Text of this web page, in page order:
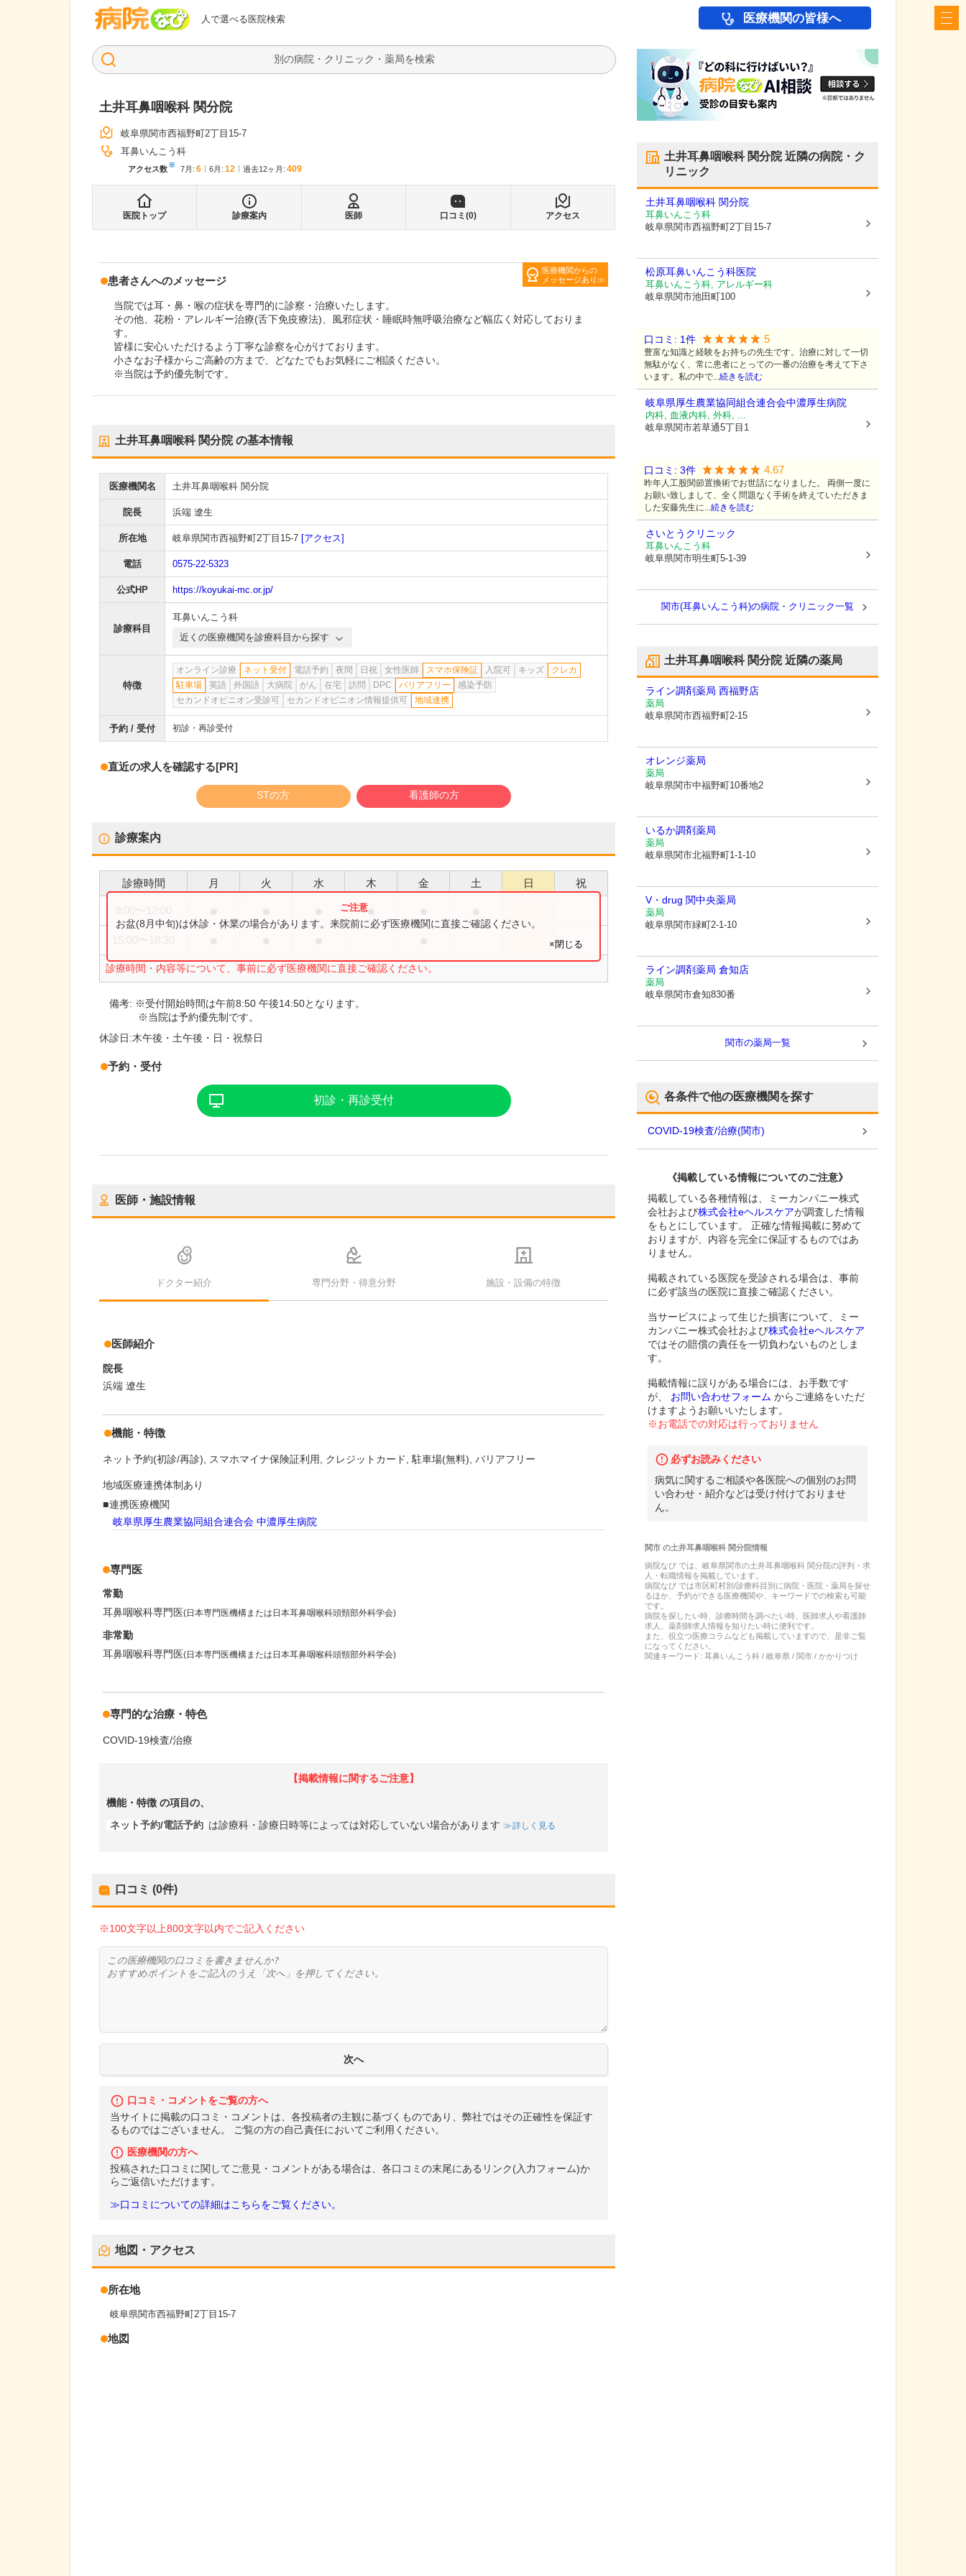
人で選べる医院検索
病院なび 医療機関の皆様へ
検索
土井耳鼻咽喉科 関分院
岐阜県関市西福野町2丁目15-7
耳鼻いんこう科
アクセス数※ 7月 : 6 6月 : 12 過去12ヶ月: 409
医院トップ 診療案内 医師 口コミ(0) アクセス
医療機関からの
メッセージあり
患者さんへのメッセージ
当院では耳・鼻・喉の症状を専門的に診察・治療いたします。
その他、花粉・アレルギー治療(舌下免疫療法)、風邪症状・睡眠時無呼吸治療など幅広く対応しておりま
す。
皆様に安心いただけるよう丁寧な診察を心がけております。
小さなお子様からご高齢の方まで、どなたでもお気軽にご相談ください。
※当院は予約優先制です。
土井耳鼻咽喉科 関分院の基本情報
医療機関名 土井耳鼻咽喉科 関分院
院長 浜端 遼生
所在地 岐阜県関市西福野町2丁目15-7 [アクセス]
電話 0575-22-5323
公式HP https://koyukai-mc.or.jp/
診療科目
耳鼻いんこう科
近くの医療機関を診療科目から探す
特徴
オンライン診療 ネット受付 電話予約 夜間 日祝 女性医師 スマホ保険証 入院可 キッズ
クレカ
駐車場
英語 外国語 大病院 がん 在宅 訪問 DPC バリアフリー
感染予防
セカンドオピニオン受診可
セカンドオピニオン情報提供可 地域連携
予約 / 受付 初診・再診受付
直近の求人を確認する[PR]
STの方 看護師の方
診療案内
診療時間 月 火 水 木 金 土 日 祝
●
診療時間・内容等について、事前に必ず医療機関に直接ご確認ください。
お盆(8月中旬)は休診・休業の場合があります。来院前に必ず医療機関に直接ご確認ください。
×閉じる
備考: ※受付開始時間は午前8:50 午後14:50となります。
※当院は予約優先制です。
休診日:木午後・土午後・日・祝祭日
予約・受付
初診・再診受付
医師・施設情報
ドクター紹介 専門分野・得意分野 施設・設備の特徴
医師紹介
院長
浜端 遼生
機能・特徴
ネット予約(初診/再診) スマホマイナ保険証利用 クレジットカード 駐車場(無料) バリアフリー
地域医療連携体制あり
連携医療機関
岐阜県厚生農業協同組合連合会 中濃厚生病院
専門医
常勤
耳鼻咽喉科専門医(日本専門医機構または日本耳鼻咽喉科頭頸部外科学会)
非常勤
耳鼻咽喉科専門医(日本専門医機構または日本耳鼻咽喉科頭頸部外科学会)
専門的な治療・特色
COVID-19検査/治療
【掲載情報に関するご注意】
機能・特徴 の項目の、
ネット予約/電話予約 は診療科・診療日時等によっては対応していない場合があります 詳しく見る
口コミ (0件)
※100文字以上800文字以内でご記入ください
口コミ・コメントをご覧の方へ
当サイトに掲載の口コミ・コメントは、各投稿者の主観に基づくものであり、弊社ではその正確性を保証す
るものではございません。 ご覧の方の自己責任においてご利用ください。
医療機関の方へ
投稿された口コミに関してご意見・コメントがある場合は、各口コミの末尾にあるリンク(入力フォーム)か
らご返信いただけます。
≫口コミについての詳細はこちらをご覧ください。
地図・アクセス
所在地
岐阜県関市西福野町2丁目15-7
地図
土井耳鼻咽喉科 関分院近隣の病院・ク
リニック
土井耳鼻咽喉科 関分院
耳鼻いんこう科
岐阜県関市西福野町2丁目15-7
松原耳鼻いんこう科医院
耳鼻いんこう科, アレルギー科
岐阜県関市池田町100
口コミ: 1件 5
豊富な知識と経験をお持ちの先生です。治療に対して一切
無駄がなく、常に患者にとっての一番の治療を考えて下さ
います。私の中で...続きを読む
岐阜県厚生農業協同組合連合会中濃厚生病院
内科, 血液内科, 外科, ...
岐阜県関市若草通5丁目1
口コミ: 3件 4.67
昨年人工股関節置換術でお世話になりました。 両側一度に
お願い致しまして、全く問題なく手術を終えていただきま
した安藤先生に...続きを読む
さいとうクリニック
耳鼻いんこう科
岐阜県関市明生町5-1-39
関市(耳鼻いんこう科)の病院・クリニック一覧
土井耳鼻咽喉科 関分院近隣の薬局
ライン調剤薬局 西福野店
薬局
岐阜県関市西福野町2-15
オレンジ薬局
薬局
岐阜県関市中福野町10番地2
いるか調剤薬局
薬局
岐阜県関市北福野町1-1-10
V・drug 関中央薬局
薬局
岐阜県関市緑町2-1-10
ライン調剤薬局 倉知店
薬局
岐阜県関市倉知830番
関市の薬局一覧
各条件で他の医療機関を探す
COVID-19検査/治療(関市)
《掲載している情報についてのご注意》
掲載している各種情報は、ミーカンパニー株式
会社および株式会社eヘルスケアが調査した情報
をもとにしています。 正確な情報掲載に努めて
おりますが、内容を完全に保証するものではあ
りません。
掲載されている医院を受診される場合は、事前
に必ず該当の医院に直接ご確認ください。
当サービスによって生じた損害について、ミー
カンパニー株式会社および株式会社eヘルスケア
ではその賠償の責任を一切負わないものとしま
す。
掲載情報に誤りがある場合には、お手数です
が、
お問い合わせフォーム からご連絡をいただ
けますようお願いいたします。
※お電話での対応は行っておりません
必ずお読みください
病気に関するご相談や各医院への個別のお問
い合わせ・紹介などは受け付けておりませ
ん。
関市の土井耳鼻咽喉科 関分院情報
病院なび では、 岐阜県関市の土井耳鼻咽喉科 関分院の評判・求
人・転職情報を掲載しています。
病院なび では市区町村別/診療科目別に病院・医院・薬局を探せ
るほか、予約ができる医療機関や、キーワードでの検索も可能
です。
病院を探したい時、診療時間を調べたい時、医師求人や看護師
求人、薬剤師求人情報を知りたい時に便利です。
また、役立つ医療コラムなども掲載していますので、是非ご覧
になってください。
関連キーワード: 耳鼻いんこう科 / 岐阜県 / 関市 / かかりつけ